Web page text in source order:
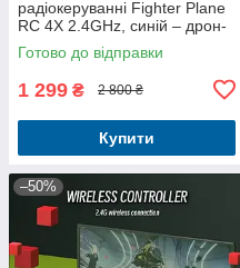
радіокеруванні Fighter Plane
RC 4X 2.4GHz, синій – дрон-
винищувач, легкий у
керуванні
Готово до відправки
1 299 ₴ 2 800 ₴
Купити
–50%